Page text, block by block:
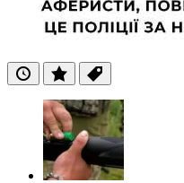
ОстанніПопулярні
Теги